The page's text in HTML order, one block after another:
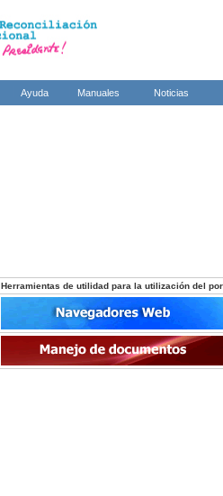
Ayuda Manuales Noticias
Herramientas de utilidad para la utilización del